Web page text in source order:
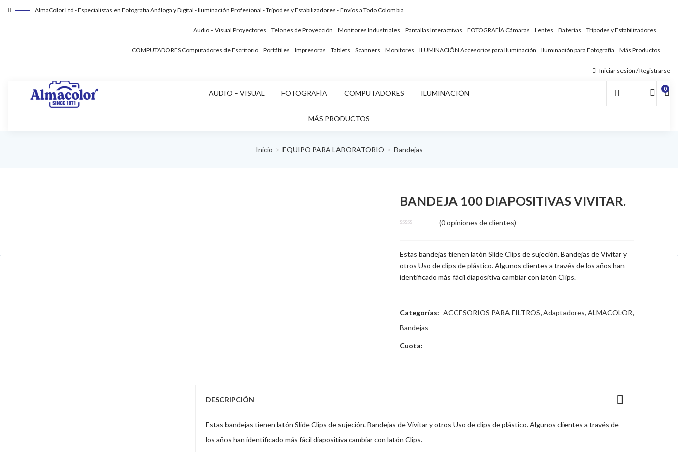
AlmaColor Ltd - Especialistas en Fotografia Análoga y Digital - Iluminación Profesional - Trípodes y Estabilizadores - Envíos a Todo Colombia
Audio – Visual Proyectores Telones de Proyección Monitores Industriales Pantallas Interactivas FOTOGRAFÍA Cámaras Lentes Baterías Trípodes y Estabilizadores
COMPUTADORES Computadores de Escritorio Portátiles Impresoras Tablets Scanners Monitores ILUMINACIÓN Accesorios para Iluminación Iluminación para Fotografía Más Productos
Iniciar sesión / Registrarse
AUDIO – VISUAL FOTOGRAFÍA COMPUTADORES ILUMINACIÓN
MÁS PRODUCTOS
0
Inicio EQUIPO PARA LABORATORIO Bandejas
BANDEJA 100 DIAPOSITIVAS VIVITAR.
(0opiniones de clientes)
Estas bandejas tienen latón Slide Clips de sujeción. Bandejas de Vivitar y
otros Uso de clips de plástico. Algunos clientes a través de los años han
identificado más fácil diapositiva cambiar con latón Clips.
Categorías: ACCESORIOS PARA FILTROS,Adaptadores,ALMACOLOR,
Bandejas
Cuota:
DESCRIPCIÓN
Estas bandejas tienen latón Slide Clips de sujeción. Bandejas de Vivitar y otros Uso de clips de plástico. Algunos clientes a través de
los años han identificado más fácil diapositiva cambiar con latón Clips.